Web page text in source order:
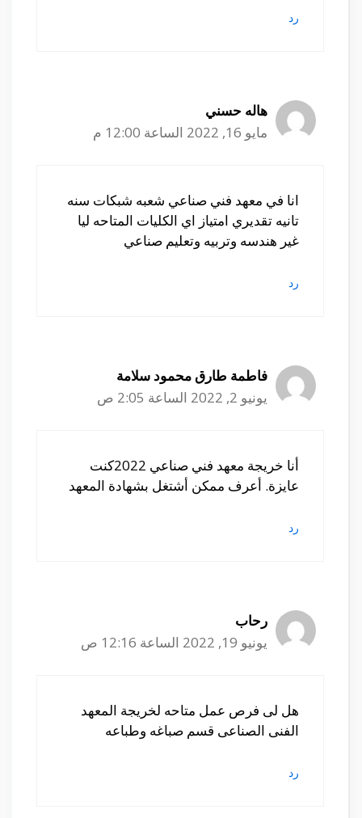
رد
هاله حسني
مايو 16, 2022 الساعة 12:00 م
انا في معهد فني صناعي شعبه شبكات سنه
تانيه تقديري امتياز اي الكليات المتاحه ليا
غير هندسه وتربيه وتعليم صناعي
رد
فاطمة طارق محمود سلامة
يونيو 2, 2022 الساعة 2:05 ص
أنا خريجة معهد فني صناعي 2022كنت
عايزة. أعرف ممكن أشتغل بشهادة المعهد
رد
رحاب
يونيو 19, 2022 الساعة 12:16 ص
هل لى فرص عمل متاحه لخريجة المعهد
الفنى الصناعى قسم صباغه وطباعه
رد